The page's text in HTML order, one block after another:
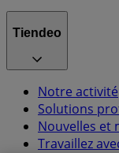
Tiendeo
Notre activité
Solutions
Nouvelles et
Travaillez